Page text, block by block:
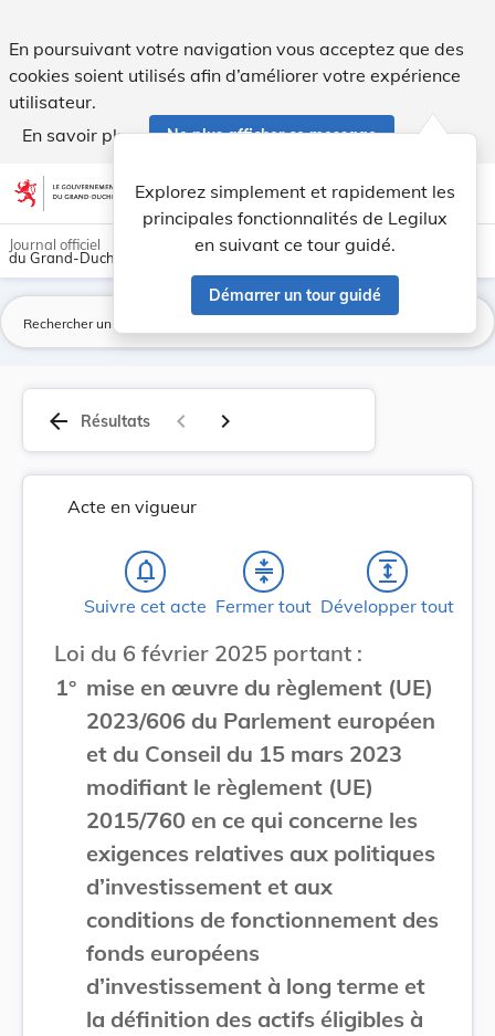
En poursuivant votre navigation vous acceptez que des
cookies soient utilisés afin d’améliorer votre expérience
utilisateur.
En savoir plus
Ne plus afficher ce message
Aller au contenu account_circle help Aide
Explorez simplement et rapidement les
principales fonctionnalités de Legilux
en suivant ce tour guidé.
Démarrer un tour guidé
light_mode dark_mode
Journal officiel
du Grand-Duché de Luxembourg
arrow_back Résultats navigate_before navigate_next
Acte en vigueur
notifications_none
Suivre cet acte
compress
Fermer tout
expand
Développer tout
Loi du 6 février 2025 portant :
1° mise en œuvre du règlement (UE)
2023/606 du Parlement européen
et du Conseil du 15 mars 2023
modifiant le règlement (UE)
2015/760 en ce qui concerne les
exigences relatives aux politiques
d’investissement et aux
conditions de fonctionnement des
fonds européens
d’investissement à long terme et
la définition des actifs éligibles à